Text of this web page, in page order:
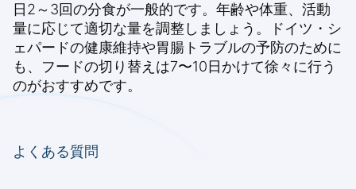
日2～3回の分食が一般的です。年齢や体重、活動
量に応じて適切な量を調整しましょう。ドイツ・シ
ェパードの健康維持や胃腸トラブルの予防のために
も、フードの切り替えは7〜10日かけて徐々に行う
のがおすすめです。
よくある質問